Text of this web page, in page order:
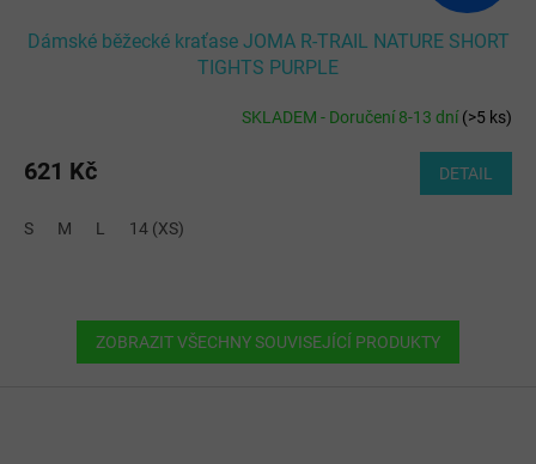
Dámské běžecké kraťase JOMA R-TRAIL NATURE SHORT
TIGHTS PURPLE
SKLADEM - Doručení 8-13 dní(>5 ks)
621 Kč DETAIL
S M L 14 (XS)
ZOBRAZIT VŠECHNY SOUVISEJÍCÍ PRODUKTY